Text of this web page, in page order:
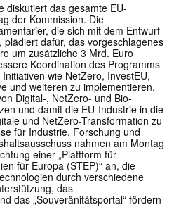
diskutiert das gesamte EU-
der Kommission. Die
die sich mit dem Entwurf
dafür, das vorgeschlagenes
um zusätzliche 3 Mrd. Euro
Koordination des Programms
wie NetZero, InvestEU,
und weiteren zu implementieren.
Digital-, NetZero- und Bio-
und damit die EU-Industrie in die
und NetZero-Transformation zu
für Industrie, Forschung und
nahmen am Montag
einer „Plattform für
für Europa (STEP)“ an, die
durch verschiedene
das
das „Souveränitätsportal“ fördern